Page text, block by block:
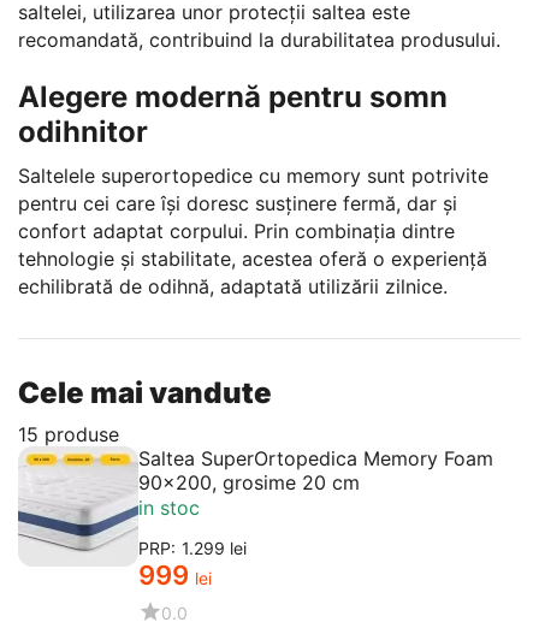
saltelei, utilizarea unor protecții saltea este
recomandată, contribuind la durabilitatea produsului.
Alegere modernă pentru somn
odihnitor
Saltelele superortopedice cu memory sunt potrivite
pentru cei care își doresc susținere fermă, dar și
confort adaptat corpului. Prin combinația dintre
tehnologie și stabilitate, acestea oferă o experiență
echilibrată de odihnă, adaptată utilizării zilnice.
Cele mai vandute
15 produse
Saltea SuperOrtopedica Memory Foam
90x200, grosime 20 cm
in stoc
PRP: 1.299 lei
‍999‍ lei
0.0